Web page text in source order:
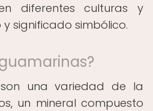
diferentes culturas y
significado simbólico.
una variedad de la
un mineral compuesto